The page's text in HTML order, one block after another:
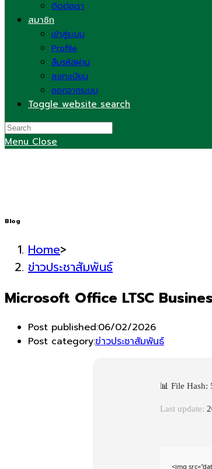
ติดต่อเรา
สมาชิก
เข้าสู่ระบบ
Profile
ลืมรหัสผ่าน
ลงทะเบียน
ออกจากระบบ
Toggle website search
Menu Close
Blog
Home>
ข่าวประชาสัมพันธ์
Microsoft Office LTSC
Post published:06/02/2026
Post category:ข่าวประชาสัมพันธ์
📊 File
Last update:
<img